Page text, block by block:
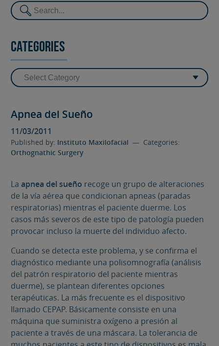
Categories
Apnea del Sueño
11/03/2011
Published by: Instituto Maxilofacial — Categories:
Orthognathic Surgery
Laapnea del sueño recoge un grupo de alteraciones
de la vía aérea que condicionan apneas (paradas
respiratorias) mientras el paciente duerme. Los
casos más severos de este tipo de patología pueden
provocar incluso la muerte del individuo afecto.
Cuando se detecta este problema, y se confirma el
diagnóstico mediante una polisomnografía (análisis
del patrón respiratorio del paciente mientras
duerme), se plantean diferentes opciones
terapéuticas. La más frecuente es el dispositivo
llamado CEPAP. Básicamente consiste en una
máquina que suministra oxígeno a presión al
paciente a través de una máscara. La tolerancia de